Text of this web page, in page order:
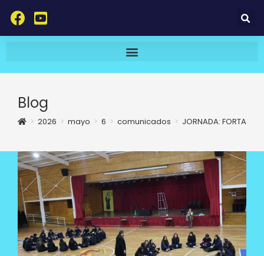
Blog
> 2026 > mayo > 6 > comunicados > JORNADA: